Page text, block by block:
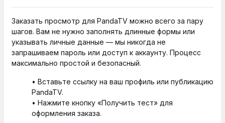
Заказать просмотр для PandaTV можно всего за пару
шагов. Вам не нужно заполнять длинные формы или
указывать личные данные — мы никогда не
запрашиваем пароль или доступ к аккаунту. Процесс
максимально простой и безопасный.
• Вставьте ссылку на ваш профиль или публикацию
PandaTV.
• Нажмите кнопку «Получить тест» для
оформления заказа.